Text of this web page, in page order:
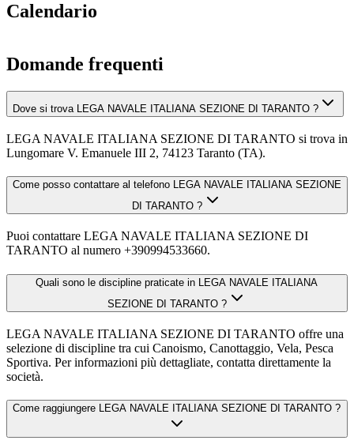
Calendario
Domande frequenti
Dove si trova LEGA NAVALE ITALIANA SEZIONE DI TARANTO ?
LEGA NAVALE ITALIANA SEZIONE DI TARANTO si trova in
Lungomare V. Emanuele III 2, 74123 Taranto (TA).
Come posso contattare al telefono LEGA NAVALE ITALIANA SEZIONE
DI TARANTO ?
Puoi contattare LEGA NAVALE ITALIANA SEZIONE DI
TARANTO al numero +390994533660.
Quali sono le discipline praticate in LEGA NAVALE ITALIANA
SEZIONE DI TARANTO ?
LEGA NAVALE ITALIANA SEZIONE DI TARANTO offre una
selezione di discipline tra cui Canoismo, Canottaggio, Vela, Pesca
Sportiva. Per informazioni più dettagliate, contatta direttamente la
società.
Come raggiungere LEGA NAVALE ITALIANA SEZIONE DI TARANTO ?